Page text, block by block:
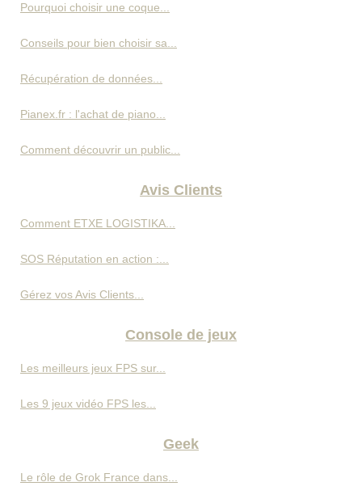
Pourquoi choisir une coque...
Conseils pour bien choisir sa...
Récupération de données...
Pianex.fr : l'achat de piano...
Comment découvrir un public...
Avis Clients
Comment ETXE LOGISTIKA...
SOS Réputation en action :...
Gérez vos Avis Clients...
Console de jeux
Les meilleurs jeux FPS sur...
Les 9 jeux vidéo FPS les...
Geek
Le rôle de Grok France dans...